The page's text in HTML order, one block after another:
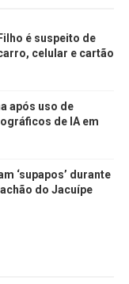
Filho é suspeito de
celular e cartão
após uso de
de IA em
‘supapos’ durante
do Jacuípe